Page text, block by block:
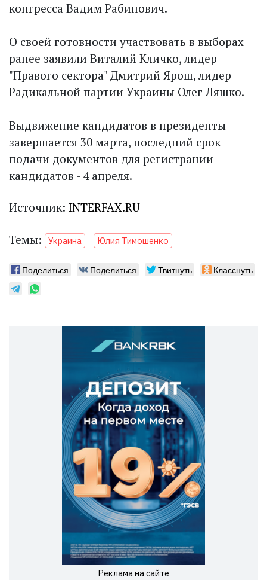
конгресса Вадим Рабинович.
О своей готовности участвовать в выборах
ранее заявили Виталий Кличко, лидер
"Правого сектора" Дмитрий Ярош, лидер
Радикальной партии Украины Олег Ляшко.
Выдвижение кандидатов в президенты
завершается 30 марта, последний срок
подачи документов для регистрации
кандидатов - 4 апреля.
Источник: INTERFAX.RU
Темы: Украина Юлия Тимошенко
Поделиться Поделиться Твитнуть Класснуть
Реклама на сайте